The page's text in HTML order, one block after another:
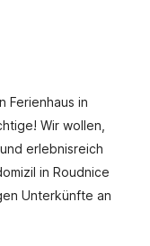
Ferienhaus in
Wir wollen,
erlebnisreich
in Roudnice
Unterkünfte an